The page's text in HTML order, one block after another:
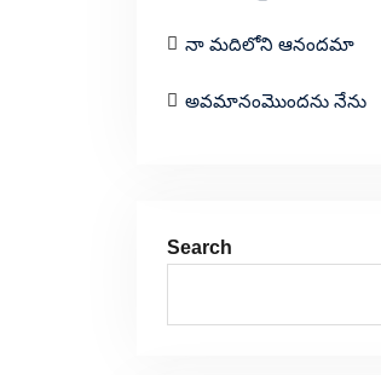
నా మదిలోని ఆనందమా
అవమానంమొందను నేను
Search